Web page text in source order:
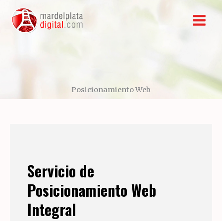
contenido
Posicionamiento Web
Servicio de
Posicionamiento Web
Integral